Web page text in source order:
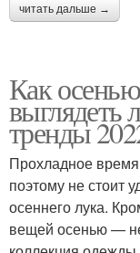
читать дальше →
Как
выглядеть
тренды
Прохладное время
поэтому не стоит
осеннего лука.
вещей осенью —